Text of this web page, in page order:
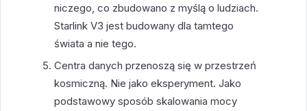
niczego, co zbudowano z myślą o ludziach.
Starlink V3 jest budowany dla tamtego
świata a nie tego.
Centra danych przenoszą się w przestrzeń
kosmiczną. Nie jako eksperyment. Jako
podstawowy sposób skalowania mocy